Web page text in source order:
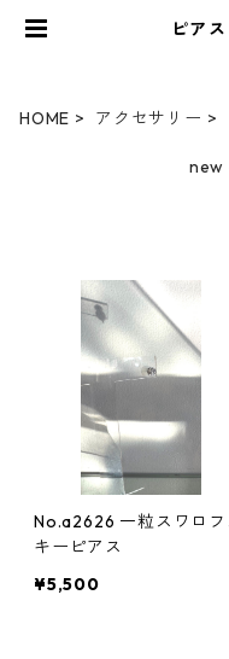
ピア
HOME アクセサリー
No.a2626 一粒スワロフ
キーピアス
¥5,500